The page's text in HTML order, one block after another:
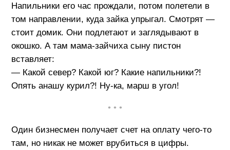
Напильники его час прождали, потом полетели в
том направлении, куда зайка упрыгал. Смотрят —
стоит домик. Они подлетают и заглядывают в
окошко. А там мама-зайчиха сыну пистон
вставляет:
— Какой север? Какой юг? Какие напильники?!
Опять анашу курил?! Ну-ка, марш в угол!
• • •
Один бизнесмен получает счет на оплату чего-то
там, но никак не может врубиться в цифры.